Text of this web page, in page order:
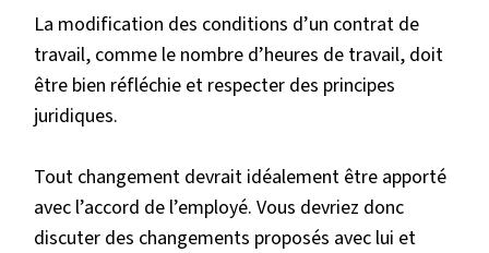
La modification des conditions d’un contrat de
travail, comme le nombre d’heures de travail, doit
être bien réfléchie et respecter des principes
juridiques.
Tout changement devrait idéalement être apporté
avec l’accord de l’employé. Vous devriez donc
discuter des changements proposés avec lui et